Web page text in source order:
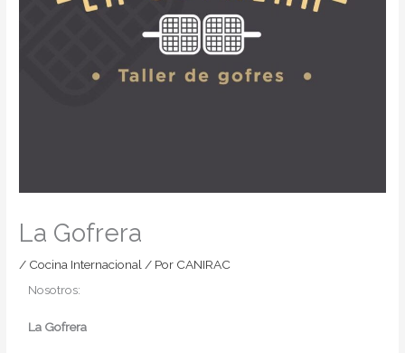
La Gofrera
/ Cocina Internacional / Por CANIRAC
Nosotros:
La Gofrera